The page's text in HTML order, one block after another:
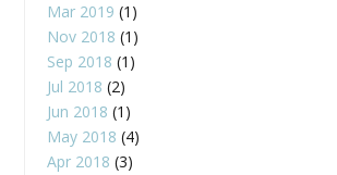
Mar 2019 (1)
Nov 2018 (1)
Sep 2018 (1)
Jul 2018 (2)
Jun 2018 (1)
May 2018 (4)
Apr 2018 (3)